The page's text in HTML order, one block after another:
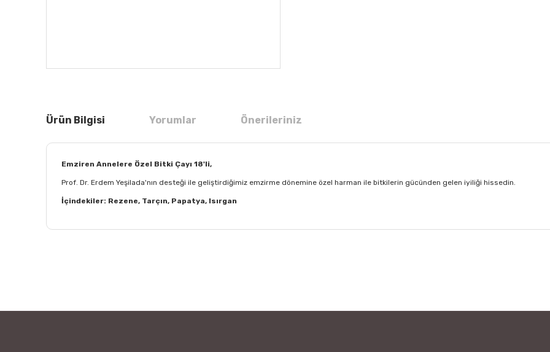
Ürün Bilgisi Yorumlar Önerileriniz
Emziren Annelere Özel Bitki Çayı 18'li,
Prof. Dr. Erdem Yeşilada'nın desteği ile geliştirdiğimiz emzirme dönemine özel harman ile bitkilerin gücünden gelen iyiliği hissedin.
İçindekiler: Rezene, Tarçın, Papatya, Isırgan